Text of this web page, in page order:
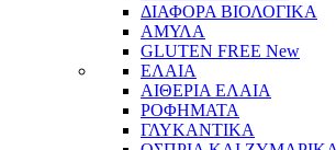
ΔΙΑΦΟΡΑ ΒΙΟΛΟΓΙΚΑ
ΑΜΥΛΑ
GLUTEN FREE New
ΕΛΑΙΑ
ΑΙΘΕΡΙΑ ΕΛΑΙΑ
ΡΟΦΗΜΑΤΑ
ΓΛΥΚΑΝΤΙΚΑ